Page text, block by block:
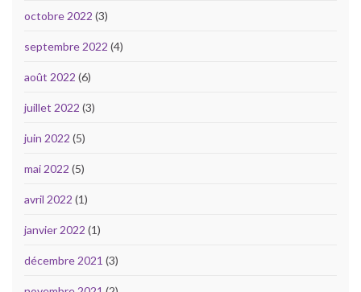
octobre 2022 (3)
septembre 2022 (4)
août 2022 (6)
juillet 2022 (3)
juin 2022 (5)
mai 2022 (5)
avril 2022 (1)
janvier 2022 (1)
décembre 2021 (3)